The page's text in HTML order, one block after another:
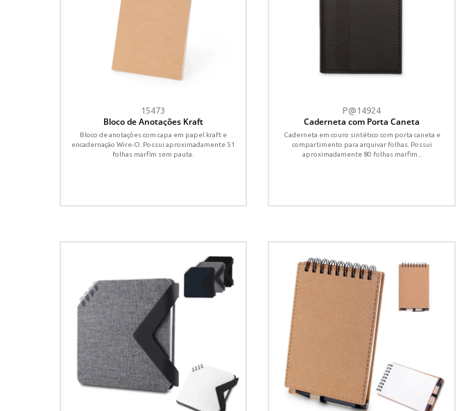
15473
Bloco de Anotações Kraft
Bloco de anotações com capa em papel kraft e
encadernação Wire-O. Possui aproximadamente 51
folhas marfim sem pauta.
P@14924
Caderneta com Porta Caneta
Caderneta em couro sintético com porta caneta e
compartimento para arquivar folhas. Possui
aproximadamente 80 folhas marfim...